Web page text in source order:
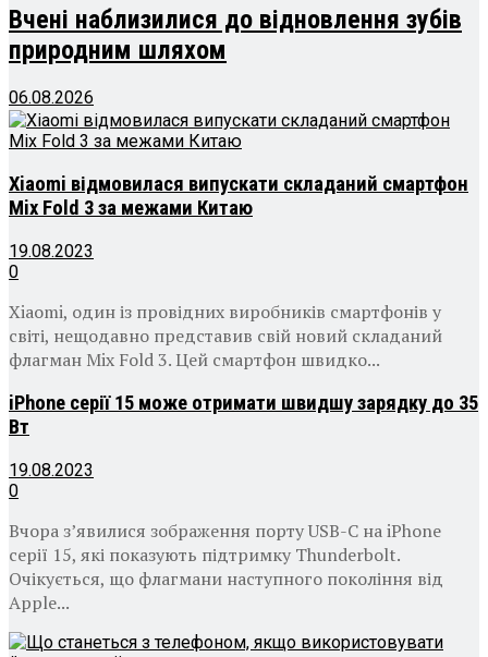
Вчені наблизилися до відновлення зубів
природним шляхом
06.08.2026
Xiaomi відмовилася випускати складаний смартфон
Mix Fold 3 за межами Китаю
19.08.2023
0
Xiaomi, один із провідних виробників смартфонів у
світі, нещодавно представив свій новий складаний
флагман Mix Fold 3. Цей смартфон швидко...
iPhone серії 15 може отримати швидшу зарядку до 35
Вт
19.08.2023
0
Вчора з’явилися зображення порту USB-C на iPhone
серії 15, які показують підтримку Thunderbolt.
Очікується, що флагмани наступного покоління від
Apple...